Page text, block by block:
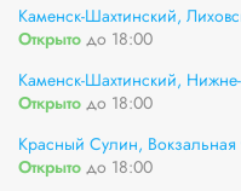
Каменск-Шахтинский,
Открыто до 18:00
Каменск-Шахтинский,
Открыто до 18:00
Красный Сулин,
Открыто до 18:00